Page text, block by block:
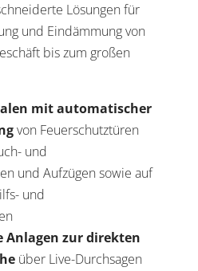
Lösungen für
und Eindämmung von
bis zum großen
mit automatischer
von Feuerschutztüren
und
und Aufzügen sowie auf
und
Anlagen zur direkten
über Live-Durchsagen